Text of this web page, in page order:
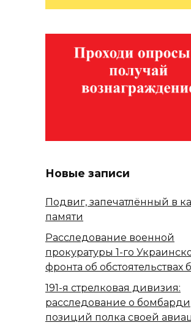
Новые записи
Подвиг, запечатлённый в
памяти
Расследование военной
прокуратуры 1-го
фронта об обстоятельствах
191-я стрелковая дивизия:
расследование о
позиций полка своей